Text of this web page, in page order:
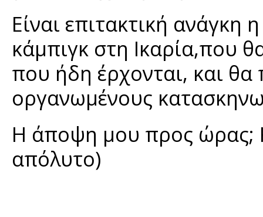
Είναι επιτακτική
κάμπιγκ στη Ικαρία,που
που ήδη έρχονται, και θα
οργανωμένους
Η άποψη μου προς ώρας;
απόλυτο)